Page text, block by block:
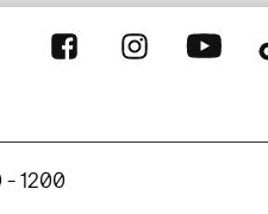
- 1200